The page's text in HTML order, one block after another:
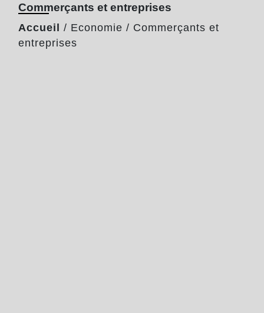
Commerçants et entreprises
Accueil / Economie / Commerçants et
entreprises